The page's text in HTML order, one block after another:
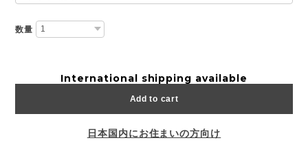
数量
International shipping available
Add to cart
日本国内にお住まいの方向け